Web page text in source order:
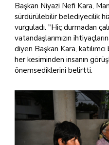
Başkan Niyazi Nefi Kara,
sürdürülebilir belediyecilik
vurguladı. "Hiç durmadan
vatandaşlarımızın
diyen Başkan Kara,
her kesiminden insanın
önemsediklerini belirtti.